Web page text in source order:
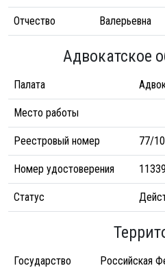
Отчество Валерьевна
Адвокатское
Палата
Место работы
Реестровый номер 77/
Номер удостоверения 11339
Статус
Государство Российская